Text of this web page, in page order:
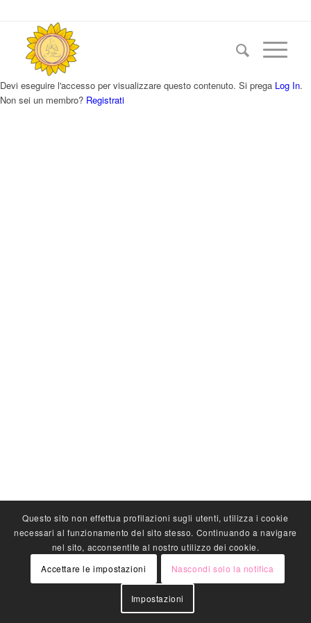
Devi eseguire l'accesso per visualizzare questo contenuto. Si prega Log In.
Non sei un membro? Registrati
Questo sito non effettua profilazioni sugli utenti, utilizza i cookie
necessari al funzionamento del sito stesso. Continuando a navigare
nel sito, acconsentite al nostro utilizzo dei cookie.
Accettare le impostazioni
Nascondi solo la notifica
Impostazioni